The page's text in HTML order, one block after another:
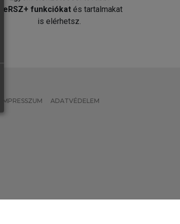
MeRSZ+ funkciókat és tartalmakat
is elérhetsz.
IMPRESSZUM ADATVÉDELEM